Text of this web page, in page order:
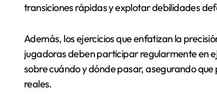
transiciones rápidas y explotar debilidades
Además, los ejercicios que enfatizan la
jugadoras deben participar regularmente en
sobre cuándo y dónde pasar, asegurando
reales.